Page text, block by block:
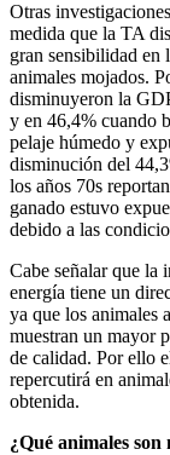
Otras
medida que la TA
gran sensibilidad
animales mojados.
disminuyeron la
y en 46,4% cuando
pelaje húmedo y
disminución del
los años 70s
ganado estuvo
debido a las
Cabe señalar que la
energía tiene un
ya que los animales
muestran un mayor
de calidad. Por ello
repercutirá en
obtenida.
¿Qué animales son